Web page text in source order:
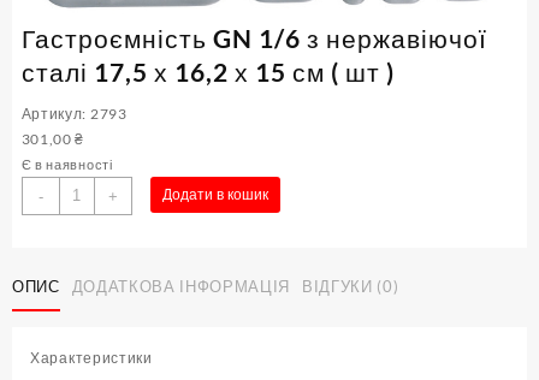
Гастроємність GN 1/6 з нержавіючої
сталі 17,5 х 16,2 х 15 см ( шт )
Артикул: 2793
301,00₴
Є в наявності
-
Гастроємність
GN
нержавіючої
сталі
х
+ Додати в кошик
ОПИС ДОДАТКОВА ІНФОРМАЦІЯ ВІДГУКИ (0)
Характеристики